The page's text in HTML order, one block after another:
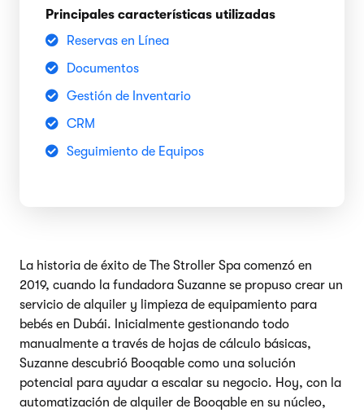
Principales características utilizadas
Reservas en Línea
Documentos
Gestión de Inventario
CRM
Seguimiento de Equipos
La historia de éxito de The Stroller Spa comenzó en
2019, cuando la fundadora Suzanne se propuso crear un
servicio de alquiler y limpieza de equipamiento para
bebés en Dubái. Inicialmente gestionando todo
manualmente a través de hojas de cálculo básicas,
Suzanne descubrió Booqable como una solución
potencial para ayudar a escalar su negocio. Hoy, con la
automatización de alquiler de Booqable en su núcleo,